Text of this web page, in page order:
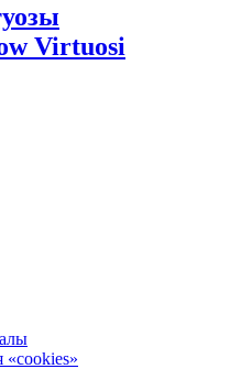
Virtuosi
«cookies»